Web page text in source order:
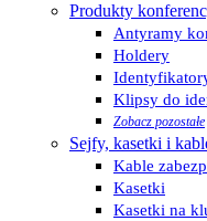
Produkty
Antyramy
Holdery
Klipsy do
Zobacz pozostałe
Sejfy, kasetki i
Kable
Kasetki
Kasetki na